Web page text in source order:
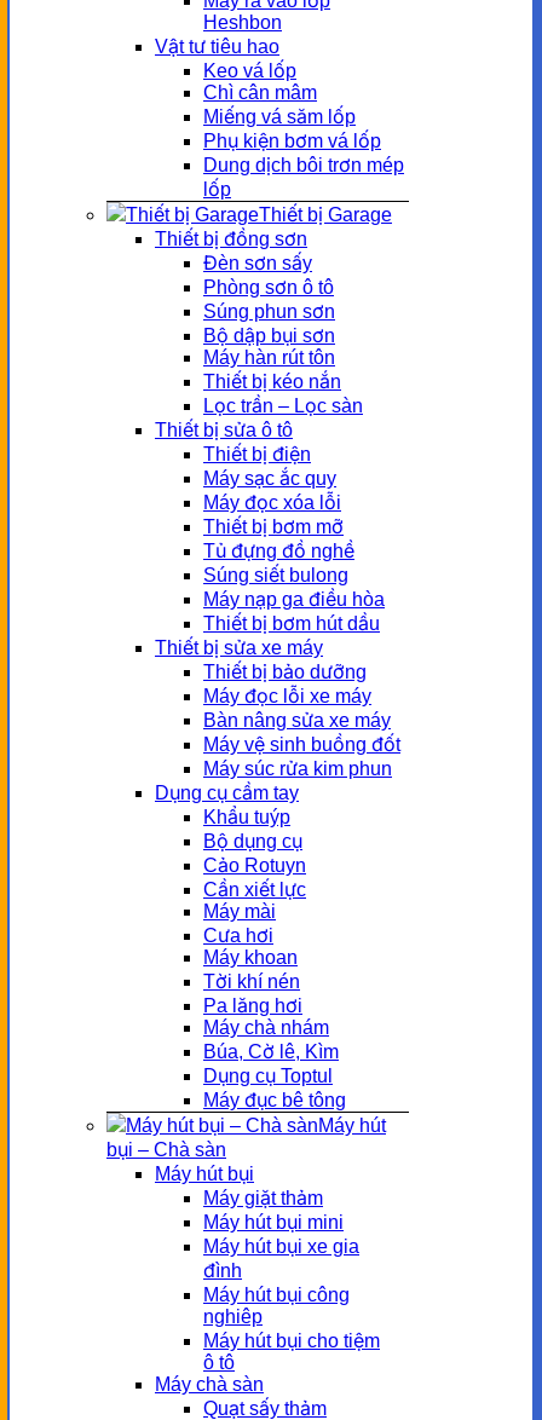
Heshbon
Vật tư tiêu hao
Keo vá lốp
Chì cân mâm
Miếng vá săm lốp
Phụ kiện bơm vá lốp
Dung dịch bôi trơn mép
lốp
Thiết bị Garage
Thiết bị đồng sơn
Đèn sơn sấy
Phòng sơn ô tô
Súng phun sơn
Bộ dập bụi sơn
Máy hàn rút tôn
Thiết bị kéo nắn
Lọc trần – Lọc sàn
Thiết bị sửa ô tô
Thiết bị điện
Máy sạc ắc quy
Máy đọc xóa lỗi
Thiết bị bơm mỡ
Tủ đựng đồ nghề
Súng siết bulong
Máy nạp ga điều hòa
Thiết bị bơm hút dầu
Thiết bị sửa xe máy
Thiết bị bảo dưỡng
Máy đọc lỗi xe máy
Bàn nâng sửa xe máy
Máy vệ sinh buồng đốt
Máy súc rửa kim phun
Dụng cụ cầm tay
Khẩu tuýp
Bộ dụng cụ
Cảo Rotuyn
Cần xiết lực
Máy mài
Cưa hơi
Máy khoan
Tời khí nén
Pa lăng hơi
Máy chà nhám
Búa, Cờ lê, Kìm
Dụng cụ Toptul
Máy đục bê tông
Máy hút
bụi – Chà sàn
Máy hút bụi
Máy giặt thảm
Máy hút bụi mini
Máy hút bụi xe gia
đình
Máy hút bụi công
nghiêp
Máy hút bụi cho tiệm
ô tô
Máy chà sàn
Quạt sấy thảm